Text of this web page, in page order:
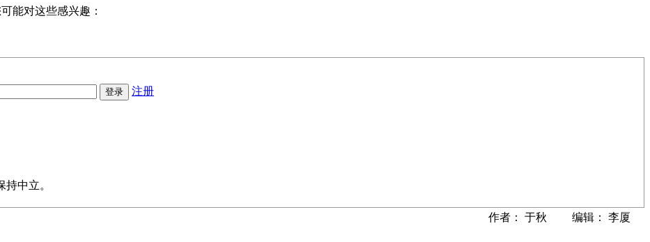
能对这些感兴趣：
注册
中立。
作者： 于秋 编辑： 李厦